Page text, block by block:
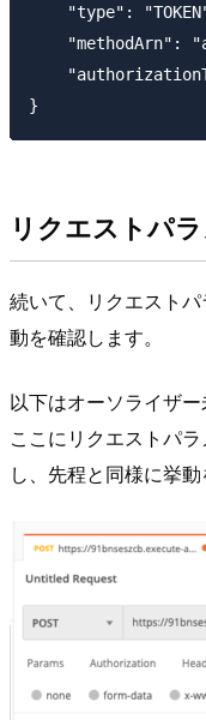
"type":
"methodArn":
リクエストパ
続いて、リクエスト
動を確認します。
以下はオーソライザー
ここにリクエストパ
し、先程と同様に挙